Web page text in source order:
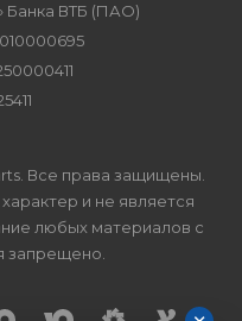
Банка ВТБ (ПАО)
Все права защищены.
и не является
любых материалов с
запрещено.